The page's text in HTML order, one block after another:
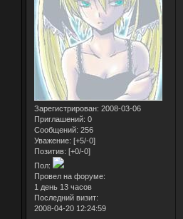
Зарегистрирован: 2008-03-06
Приглашений: 0
Сообщений: 256
Уважение: [+5/-0]
Позитив: [+0/-0]
Пол:
Провел на форуме:
1 день 13 часов
Последний визит:
2008-04-20 12:24:59